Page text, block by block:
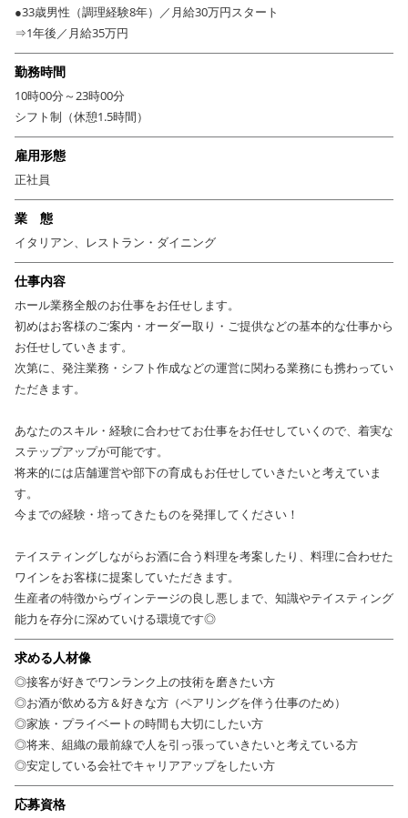
トも充実♪20～30代の仲間と一緒に切磋琢磨し、新店舗で楽しく成長して
いきましょう！
●33歳男性（調理経験8年）／月給30万円スタート
⇒1年後／月給35万円
勤務時間
10時00分～23時00分
シフト制（休憩1.5時間）
雇用形態
正社員
業 態
イタリアン、レストラン・ダイニング
仕事内容
ホール業務全般のお仕事をお任せします。
初めはお客様のご案内・オーダー取り・ご提供などの基本的な仕事から
お任せしていきます。
次第に、発注業務・シフト作成などの運営に関わる業務にも携わってい
ただきます。
あなたのスキル・経験に合わせてお仕事をお任せしていくので、着実な
ステップアップが可能です。
将来的には店舗運営や部下の育成もお任せしていきたいと考えていま
す。
今までの経験・培ってきたものを発揮してください！
テイスティングしながらお酒に合う料理を考案したり、料理に合わせた
ワインをお客様に提案していただきます。
生産者の特徴からヴィンテージの良し悪しまで、知識やテイスティング
能力を存分に深めていける環境です◎
求める人材像
◎接客が好きでワンランク上の技術を磨きたい方
◎お酒が飲める方＆好きな方（ペアリングを伴う仕事のため）
◎家族・プライベートの時間も大切にしたい方
◎将来、組織の最前線で人を引っ張っていきたいと考えている方
◎安定している会社でキャリアアップをしたい方
応募資格